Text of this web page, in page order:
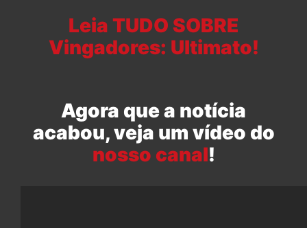
Leia TUDO SOBRE
Vingadores: Ultimato!
Agora que a notícia
acabou, veja um vídeo do
nosso canal!